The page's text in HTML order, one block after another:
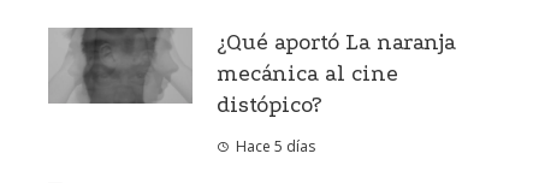
¿Qué aportó La naranja
mecánica al cine
distópico?
Hace 5 días